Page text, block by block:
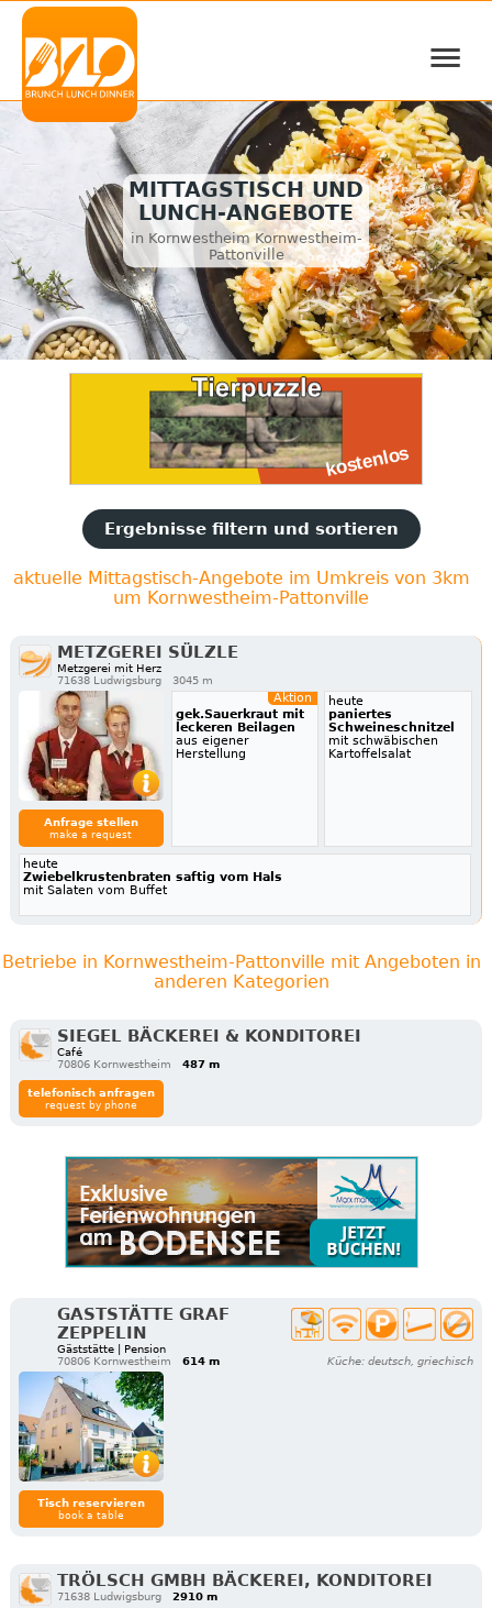
≡
MITTAGSTISCH UND
LUNCH-ANGEBOTE
in Kornwestheim Kornwestheim-
Pattonville
Ergebnisse filtern und sortieren
aktuelle Mittagstisch-Angebote im Umkreis von 3km
um Kornwestheim-Pattonville
METZGEREI SÜLZLE
Metzgerei mit Herz
71638 Ludwigsburg
3045 m
Anfrage stellen
make a request
Aktion
gek.Sauerkraut mit
leckeren Beilagen
aus eigener
Herstellung
heute
paniertes
Schweineschnitzel
mit schwäbischen
Kartoffelsalat
heute
Zwiebelkrustenbraten saftig vom Hals
mit Salaten vom Buffet
Betriebe in Kornwestheim-Pattonville mit Angeboten in
anderen Kategorien
SIEGEL BÄCKEREI & KONDITOREI
Café
70806 Kornwestheim
487 m
telefonisch anfragen
request by phone
GASTSTÄTTE GRAF
ZEPPELIN
Gäststätte | Pension
70806 Kornwestheim
614 m Küche: deutsch, griechisch
Tisch reservieren
book a table
TRÖLSCH GMBH BÄCKEREI, KONDITOREI
71638 Ludwigsburg 2910 m